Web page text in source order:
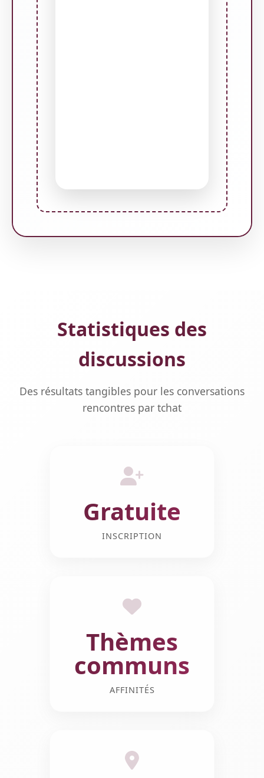
Statistiques des
discussions
Des résultats tangibles pour les conversations
rencontres par tchat
Gratuite
INSCRIPTION
Thèmes
communs
AFFINITÉS